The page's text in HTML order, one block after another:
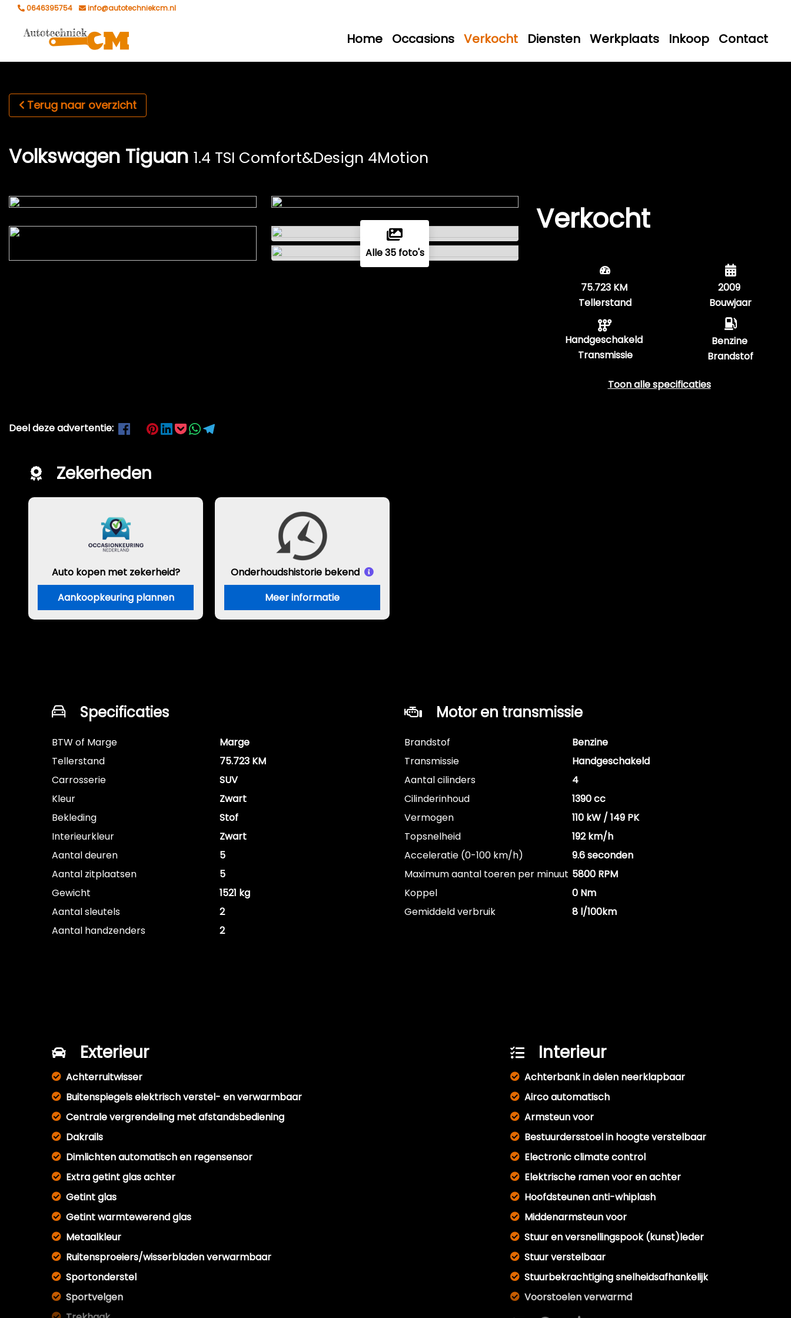
0646395754 info@autotechniekcm.nl
Home Occasions Verkocht Diensten Werkplaats Inkoop Contact
Terug naar overzicht
Volkswagen Tiguan 1.4 TSI Comfort&Design 4Motion
Alle 35 foto's
Verkocht
75.723 KM
Tellerstand
Handgeschakeld
Transmissie
2009
Bouwjaar
Benzine
Brandstof
Toon alle specificaties
Deel deze advertentie:
Zekerheden
Auto kopen met zekerheid?
Aankoopkeuring plannen
Onderhoudshistorie bekend
Meer informatie
Specificaties
BTW of Marge
Marge
Tellerstand
75.723 KM
Carrosserie
SUV
Kleur
Zwart
Bekleding
Stof
Interieurkleur
Zwart
Aantal deuren
5
Aantal zitplaatsen
5
Gewicht
1521 kg
Aantal sleutels
2
Aantal handzenders
2
Motor en transmissie
Brandstof
Benzine
Transmissie
Handgeschakeld
Aantal cilinders
4
Cilinderinhoud
1390 cc
Vermogen
110 kW / 149 PK
Topsnelheid
192 km/h
Acceleratie (0-100 km/h)
9.6 seconden
Maximum aantal toeren per minuut 5800 RPM
Koppel
0 Nm
Gemiddeld verbruik
8 l/100km
Exterieur
Achterruitwisser
Buitenspiegels elektrisch verstel- en verwarmbaar
Centrale vergrendeling met afstandsbediening
Dakrails
Dimlichten automatisch en regensensor
Extra getint glas achter
Getint glas
Getint warmtewerend glas
Metaalkleur
Ruitensproeiers/wisserbladen verwarmbaar
Sportonderstel
Sportvelgen
Interieur
Achterbank in delen neerklapbaar
Airco automatisch
Armsteun voor
Bestuurdersstoel in hoogte verstelbaar
Electronic climate control
Elektrische ramen voor en achter
Hoofdsteunen anti-whiplash
Middenarmsteun voor
Stuur en versnellingspook (kunst)leder
Stuur verstelbaar
Stuurbekrachtiging snelheidsafhankelijk
Voorstoelen verwarmd